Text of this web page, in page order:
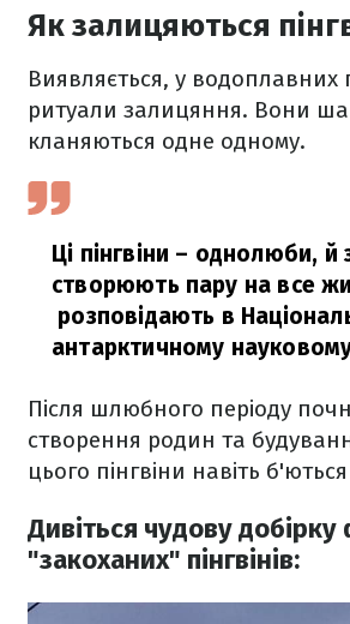
Як залицяються
Виявляється, у водоплавних
ритуали залицяння. Вони
кланяються одне одному.
Ці пінгвіни – однолюби, й
створюють пару на все
розповідають в
антарктичному
Після шлюбного періоду
створення родин та
цього пінгвіни навіть
Дивіться чудову
"закоханих" пінгвінів: